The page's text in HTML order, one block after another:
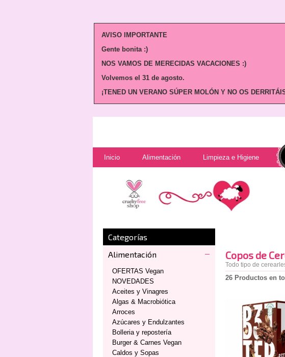
AVISO IMPORTANTE
Gente bonita :)
NOS VAMOS DE MERECIDAS VACACIONES :)
Volvemos el 31 de agosto.
¡TENED UN VERANO SÚPER MOLÓN Y NO OS
Inicio Alimentación Limpieza e Higiene
Categorías
Alimentación
OFERTAS Vegan
NOVEDADES
Aceites y Vinagres
Algas & Macrobiótica
Arroces
Azúcares y Endulzantes
Bolleria y repostería
Burger & Carnes Vegan
Caldos y Sopas
Copos de
Todo tipo de
26 Productos en